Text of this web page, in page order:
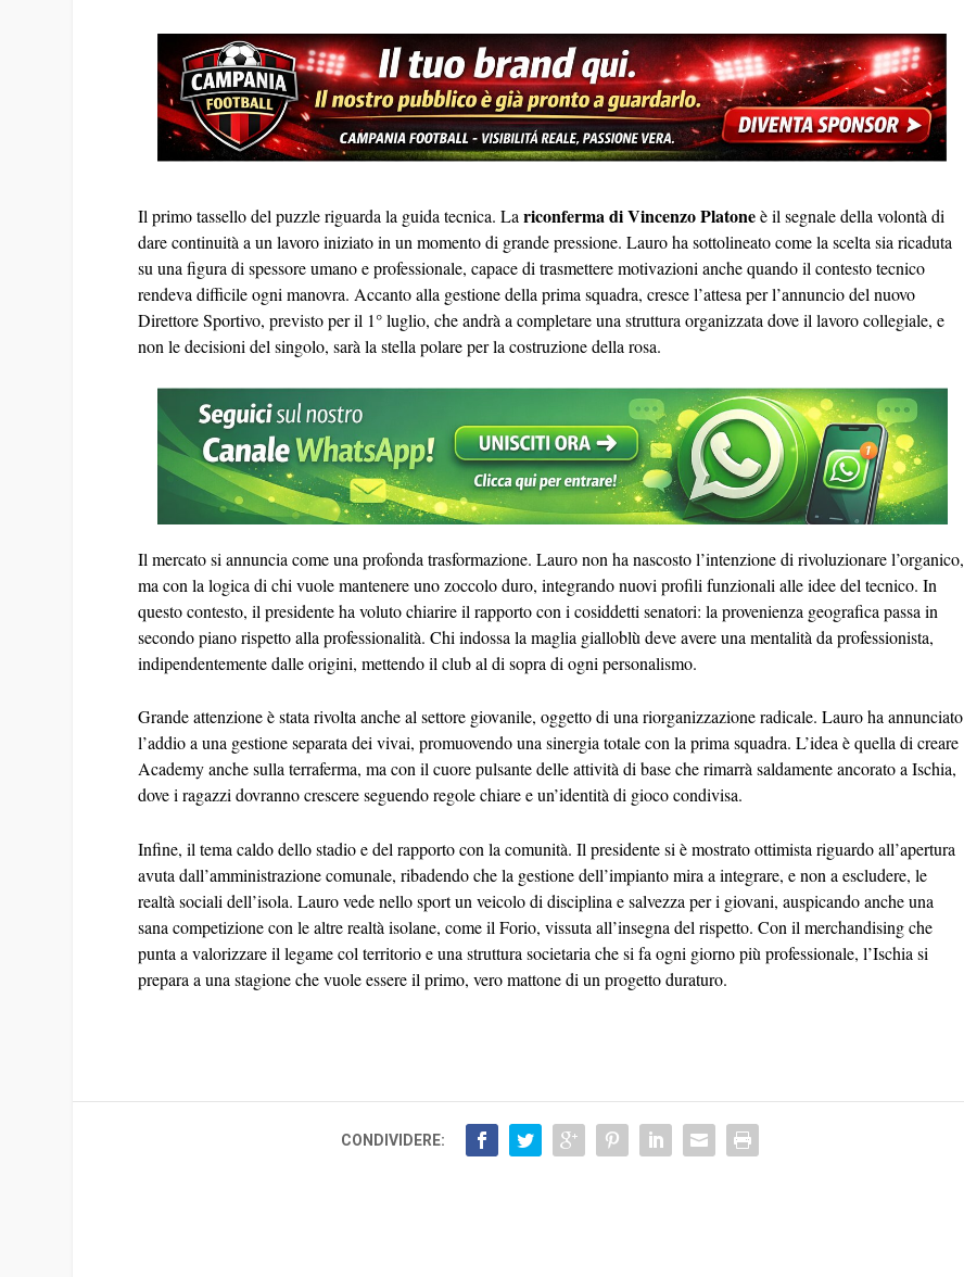
Il primo tassello del puzzle riguarda la guida tecnica. Lariconferma di Vincenzo Platoneè il segnale della volontà di
dare continuità a un lavoro iniziato in un momento di grande pressione. Lauro ha sottolineato come la scelta sia ricaduta
su una figura di spessore umano e professionale, capace di trasmettere motivazioni anche quando il contesto tecnico
rendeva difficile ogni manovra. Accanto alla gestione della prima squadra, cresce l’attesa per l’annuncio del nuovo
Direttore Sportivo, previsto per il 1° luglio, che andrà a completare una struttura organizzata dove il lavoro collegiale, e
non le decisioni del singolo, sarà la stella polare per la costruzione della rosa.
Il mercato si annuncia come una profonda trasformazione. Lauro non ha nascosto l’intenzione di rivoluzionare l’organico,
ma con la logica di chi vuole mantenere uno zoccolo duro, integrando nuovi profili funzionali alle idee del tecnico. In
questo contesto, il presidente ha voluto chiarire il rapporto con i cosiddetti senatori: la provenienza geografica passa in
secondo piano rispetto alla professionalità. Chi indossa la maglia gialloblù deve avere una mentalità da professionista,
indipendentemente dalle origini, mettendo il club al di sopra di ogni personalismo.
Grande attenzione è stata rivolta anche al settore giovanile, oggetto di una riorganizzazione radicale. Lauro ha annunciato
l’addio a una gestione separata dei vivai, promuovendo una sinergia totale con la prima squadra. L’idea è quella di creare
Academy anche sulla terraferma, ma con il cuore pulsante delle attività di base che rimarrà saldamente ancorato a Ischia,
dove i ragazzi dovranno crescere seguendo regole chiare e un’identità di gioco condivisa.
Infine, il tema caldo dello stadio e del rapporto con la comunità. Il presidente si è mostrato ottimista riguardo all’apertura
avuta dall’amministrazione comunale, ribadendo che la gestione dell’impianto mira a integrare, e non a escludere, le
realtà sociali dell’isola. Lauro vede nello sport un veicolo di disciplina e salvezza per i giovani, auspicando anche una
sana competizione con le altre realtà isolane, come il Forio, vissuta all’insegna del rispetto. Con il merchandising che
punta a valorizzare il legame col territorio e una struttura societaria che si fa ogni giorno più professionale, l’Ischia si
prepara a una stagione che vuole essere il primo, vero mattone di un progetto duraturo.
CONDIVIDERE: